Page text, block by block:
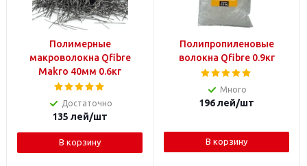
Полимерные
макроволокна Qfibre
Makro 40мм 0.6кг
Достаточно
135 лей/шт
В корзину
Полипропиленовые
волокна Qfibre 0.9кг
Много
196лей/шт
В корзину